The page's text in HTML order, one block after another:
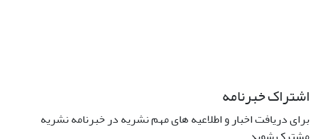
اشتراک خبرنامه
برای دریافت اخبار و اطلاعیه های مهم نشریه در خبرنامه نشریه